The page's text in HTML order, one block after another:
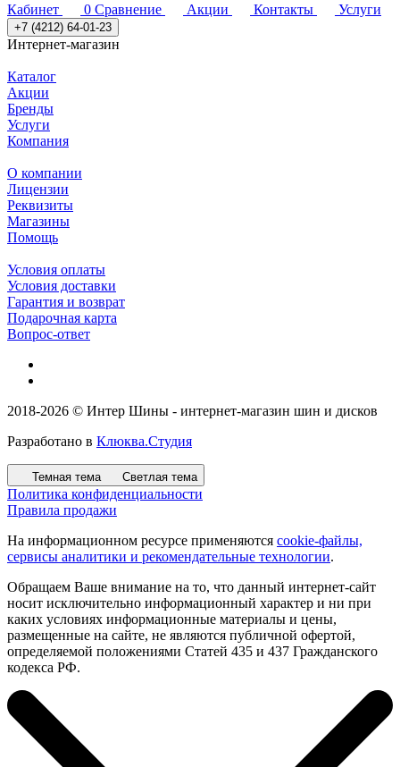
Кабинет
0 Сравнение Акции Контакты Услуги
+7 (4212) 64-01-23
Интернет-магазин
Каталог
Акции
Бренды
Услуги
Компания
О компании
Лицензии
Реквизиты
Магазины
Помощь
Условия оплаты
Условия доставки
Гарантия и возврат
Подарочная карта
Вопрос-ответ
2018-2026 © Интер Шины - интернет-магазин шин и дисков
Разработано в Клюква.Студия
Темная тема Светлая тема
Политика конфиденциальности
Правила продажи
На информационном ресурсе применяются cookie-файлы,
сервисы аналитики и рекомендательные технологии.
Обращаем Ваше внимание на то, что данный интернет-сайт
носит исключительно информационный характер и ни при
каких условиях информационные материалы и цены,
размещенные на сайте, не являются публичной офертой,
определяемой положениями Статей 435 и 437 Гражданского
кодекса РФ.